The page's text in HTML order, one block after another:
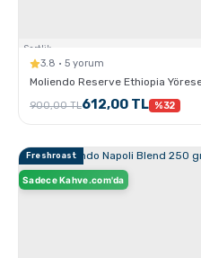
Ristretto - Espresso -
Sertlik:
3.8 · 5 yorum
Moliendo Reserve Ethiopia
900,00 TL612,00 TL %32
Freshroast
Sadece Kahve.com'da